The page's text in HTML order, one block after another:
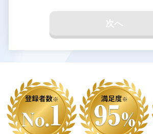
次へ